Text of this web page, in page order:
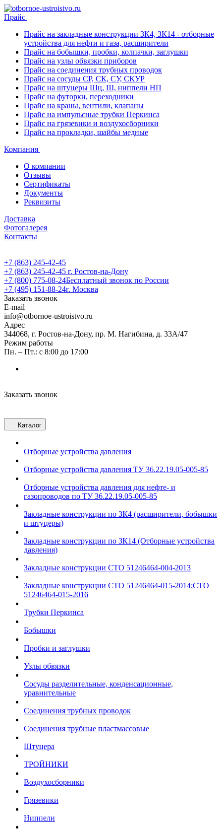
Прайс
Прайс на закладные конструкции ЗК4, ЗК14 - отборные
устройства для нефти и газа, расширители
Прайс на бобышки, пробки, колпачки, заглушки
Прайс на узлы обвязки приборов
Прайс на соединения трубных проводок
Прайс на сосуды СР, СК, СУ, СКУР
Прайс на штуцеры Шц, Ш, ниппели НП
Прайс на футорки, переходники
Прайс на краны, вентили, клапаны
Прайс на импульсные трубки Перкинса
Прайс на грязевики и воздухосборники
Прайс на прокладки, шайбы медные
Компания
О компании
Отзывы
Сертификаты
Документы
Реквизиты
Доставка
Фотогалерея
Контакты
+7 (863) 245-42-45
+7 (863) 245-42-45 г. Ростов-на-Дону
+7 (800) 775-08-24Бесплатный звонок по России
+7 (495) 151-88-24г. Москва
Заказать звонок
E-mail
info@otbornoe-ustroistvo.ru
Адрес
344068, г. Ростов-на-Дону, пр. М. Нагибина, д. 33А/47
Режим работы
Пн. – Пт.: с 8:00 до 17:00
Заказать звонок
Каталог
Отборные устройства давления
Отборные устройства давления ТУ 36.22.19.05-005-85
Отборные устройства давления для нефте- и
газопроводов по ТУ 36.22.19.05-005-85
Закладные конструкции по ЗК4 (расширители, бобышки
и штуцеры)
Закладные конструкции по ЗК14 (Отборные устройства
давления)
Закладные конструкции СТО 51246464-004-2013
Закладные конструкции СТО 51246464-015-2014;СТО
51246464-015-2016
Трубки Перкинса
Бобышки
Пробки и заглушки
Узлы обвязки
Сосуды разделительные, конденсационные,
уравнительные
Соединения трубных проводок
Соединения трубные пластмассовые
Штуцера
ТРОЙНИКИ
Воздухосборники
Грязевики
Ниппели